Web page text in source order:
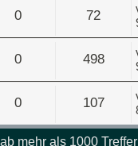
0 72
0 498
0 107
mehr als 1000 Treffer